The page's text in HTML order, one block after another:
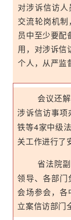
对涉诉信访
交流轮岗机
员中至少要配
用，对涉诉信
个人，从严监
会议还
涉诉信访事项
铁等4家中级
关工作进行了
省法院
领导、各部
会场参会，各
立案信访部门